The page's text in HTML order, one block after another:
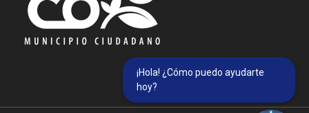
¡Hola! ¿Cómo puedo ayudarte
hoy?